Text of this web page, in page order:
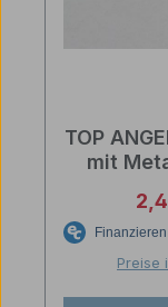
TOP
mit
Preise